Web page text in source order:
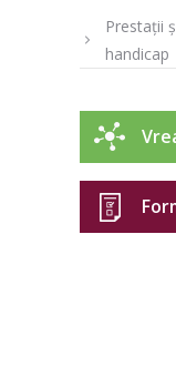
Prestații
handicap